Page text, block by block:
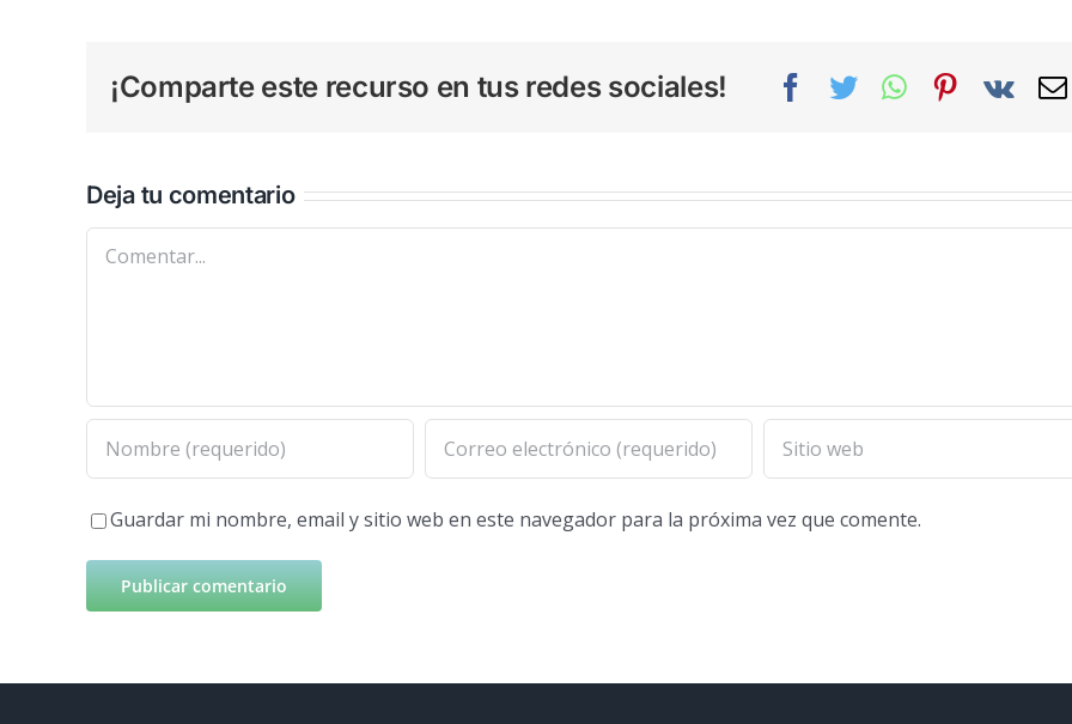
¡Comparte este recurso en tus redes sociales! Facebook
TwitterWhatsAppPinterest
Vk
Deja tu comentario
Comentar
Guardar mi nombre, email y sitio web en este navegador para la próxima vez que comente.